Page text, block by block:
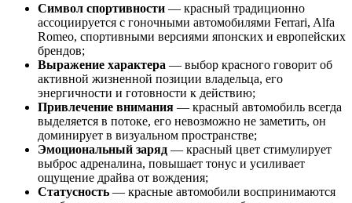
Символ спортивности — красный традиционно
ассоциируется с гоночными автомобилями Ferrari, Alfa
Romeo, спортивными версиями японских и европейских
брендов;
Выражение характера — выбор красного говорит об
активной жизненной позиции владельца, его
энергичности и готовности к действию;
Привлечение внимания — красный автомобиль всегда
выделяется в потоке, его невозможно не заметить, он
доминирует в визуальном пространстве;
Эмоциональный заряд — красный цвет стимулирует
выброс адреналина, повышает тонус и усиливает
ощущение драйва от вождения;
Статусность — красные автомобили воспринимаются